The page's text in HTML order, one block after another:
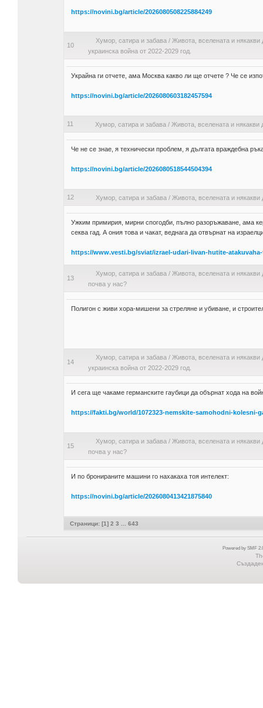
https://novini.bg/article/2026080508225884249
10
Хумор, сатира и забава / Живота, вселената и някакви
украинска война от 2022-2029 год.
Украйна ги отчете, ама Москва какво ли ще отчете ? Че се
https://novini.bg/article/2026080603182457594
11 Хумор, сатира и забава / Живота, вселената и някакви
Че не се знае, я технически проблем, я дългата враждебна
https://novini.bg/article/2026080518544504394
12 Хумор, сатира и забава / Живота, вселената и някакви
Ужким примирия, мирни спогодби, пълно разоръжаване, ама
секва гад. А ония това и чакат, веднага да отвърнат на
https://www.vesti.bg/sviat/izrael-udari-livan-hutite-atakuvaha-
13
Хумор, сатира и забава / Живота, вселената и някакви
почва у нас?
Полигон с живи хора-мишени за стреляне и убиване, и
14
Хумор, сатира и забава / Живота, вселената и някакви
украинска война от 2022-2029 год.
И сега ще чакаме германските гаубици да обърнат хода на
https://fakti.bg/world/1072323-nemskite-samohodni-kolesni-
15
Хумор, сатира и забава / Живота, вселената и някакви
почва у нас?
И по бронираните машини го нахакаха тоя интелект:
https://novini.bg/article/2026080413421875840
Страници: [1] 2 3 643
Powered by SMF